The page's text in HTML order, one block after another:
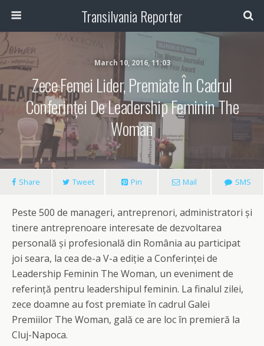
Transilvania Reporter
March 10, 2016, 11:03
Zece Femei Lider, Premiate În Cadrul
Conferinței De Leadership Feminin The
Woman
Share Tweet Pin Mail SMS
Peste 500 de manageri, antreprenori, administratori și
tinere antreprenoare interesate de dezvoltarea
personală și profesională din România au participat
joi seara, la cea de-a V-a ediție a Conferinței de
Leadership Feminin The Woman, un eveniment de
referință pentru leadershipul feminin. La finalul zilei,
zece doamne au fost premiate în cadrul Galei
Premiilor The Woman, gală ce are loc în premieră la
Cluj-Napoca.